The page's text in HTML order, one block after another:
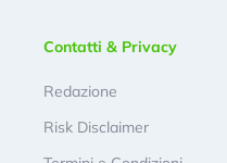
Contatti & Privacy
Redazione
Risk Disclaimer